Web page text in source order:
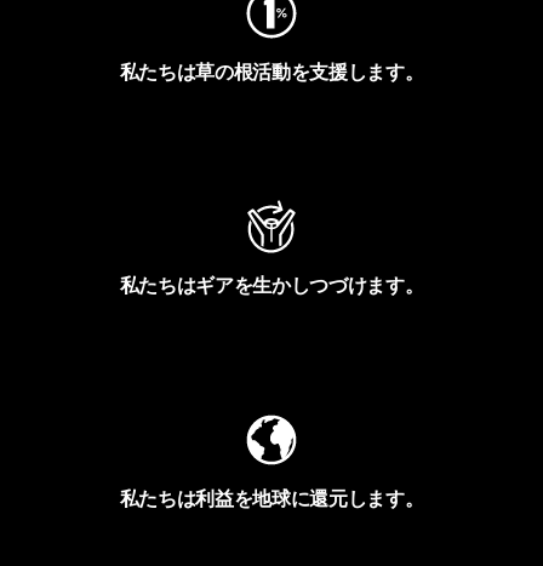
私たちは草の根活動を支援します。
私たちはギアを生かしつづけます。
私たちは利益を地球に還元します。